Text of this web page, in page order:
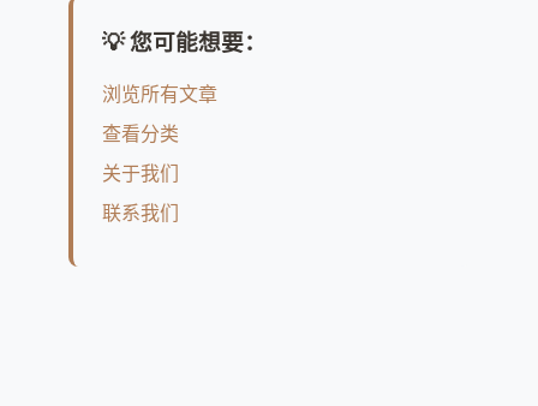
💡 您可能想要：
浏览所有文章
查看分类
关于我们
联系我们